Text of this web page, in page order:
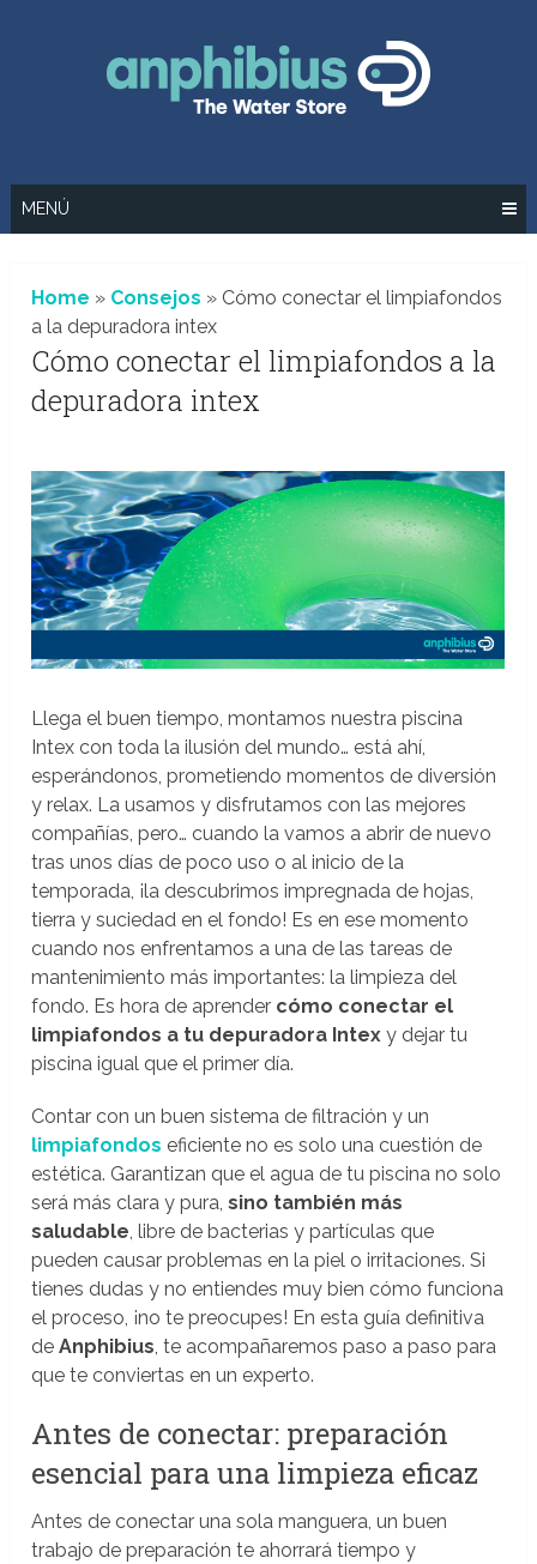
MENÚ
Home » Consejos » Cómo conectar el limpiafondos
a la depuradora intex
Cómo conectar el limpiafondos a la
depuradora intex
Llega el buen tiempo, montamos nuestra piscina
Intex con toda la ilusión del mundo… está ahí,
esperándonos, prometiendo momentos de diversión
y relax. La usamos y disfrutamos con las mejores
compañías, pero… cuando la vamos a abrir de nuevo
tras unos días de poco uso o al inicio de la
temporada, ¡la descubrimos impregnada de hojas,
tierra y suciedad en el fondo! Es en ese momento
cuando nos enfrentamos a una de las tareas de
mantenimiento más importantes: la limpieza del
fondo. Es hora de aprender cómo conectar el
limpiafondos a tu depuradora Intex y dejar tu
piscina igual que el primer día.
Contar con un buen sistema de filtración y un
limpiafondos eficiente no es solo una cuestión de
estética. Garantizan que el agua de tu piscina no solo
será más clara y pura,sino también más
saludable, libre de bacterias y partículas que
pueden causar problemas en la piel o irritaciones. Si
tienes dudas y no entiendes muy bien cómo funciona
el proceso, ¡no te preocupes! En esta guía definitiva
deAnphibius, te acompañaremos paso a paso para
que te conviertas en un experto.
Antes de conectar: preparación
esencial para una limpieza eficaz
Antes de conectar una sola manguera, un buen
trabajo de preparación te ahorrará tiempo y